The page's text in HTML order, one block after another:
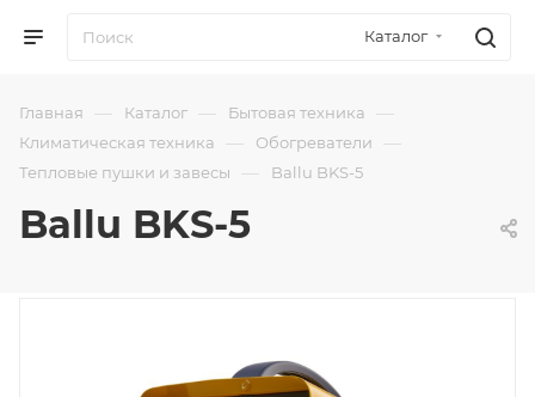
Каталог
Главная — Каталог — Бытовая техника —
Климатическая техника — Обогреватели —
Тепловые пушки и завесы — Ballu BKS-5
Ballu BKS-5